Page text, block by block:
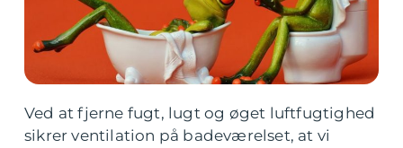
Ved at fjerne fugt, lugt og øget luftfugtighed
sikrer ventilation på badeværelset, at vi